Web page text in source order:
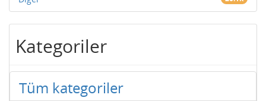
Kategoriler
Tüm kategoriler